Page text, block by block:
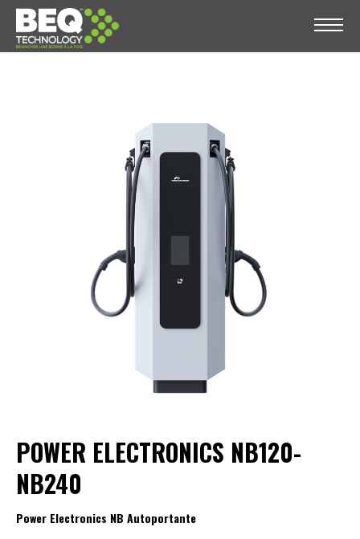
POWER ELECTRONICS NB120-
NB240
Power Electronics NB Autoportante